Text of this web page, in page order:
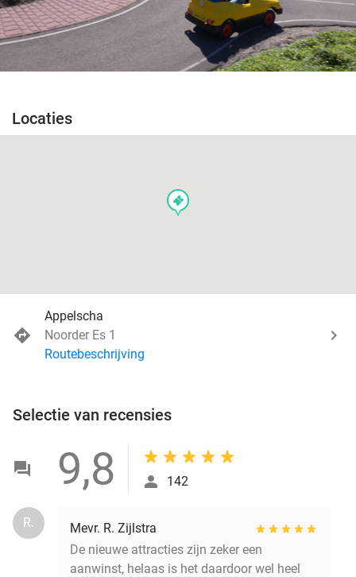
Locaties
events
Appelscha
Noorder Es 1
Routebeschrijving
Selectie van recensies
9,8 142
R.
Mevr. R. Zijlstra
De nieuwe attracties zijn zeker een
aanwinst, helaas is het daardoor wel heel